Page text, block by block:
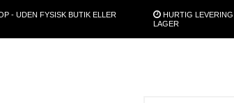
- UDEN FYSISK BUTIK ELLER
HURTIG LEVERING
LAGER